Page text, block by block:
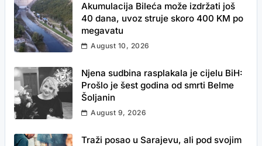
Akumulacija Bileća može izdržati još
40 dana, uvoz struje skoro 400 KM po
megavatu
August 10, 2026
Njena sudbina rasplakala je cijelu BiH:
Prošlo je šest godina od smrti Belme
Šoljanin
August 9, 2026
Traži posao u Sarajevu, ali pod svojim